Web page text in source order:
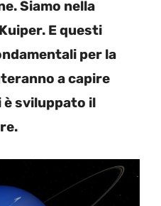
Siamo nella
E questi
per la
a capire
è sviluppato il